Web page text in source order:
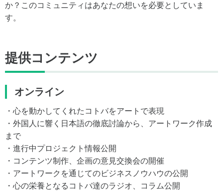
か？このコミュニティはあなたの想いを必要としていま
す。
提供コンテンツ
オンライン
・心を動かしてくれたコトバをアートで表現
・外国人に響く日本語の徹底討論から、アートワーク作成
まで
・進行中プロジェクト情報公開
・コンテンツ制作、企画の意見交換会の開催
・アートワークを通じてのビジネスノウハウの公開
・心の栄養となるコトバ達のラジオ、コラム公開